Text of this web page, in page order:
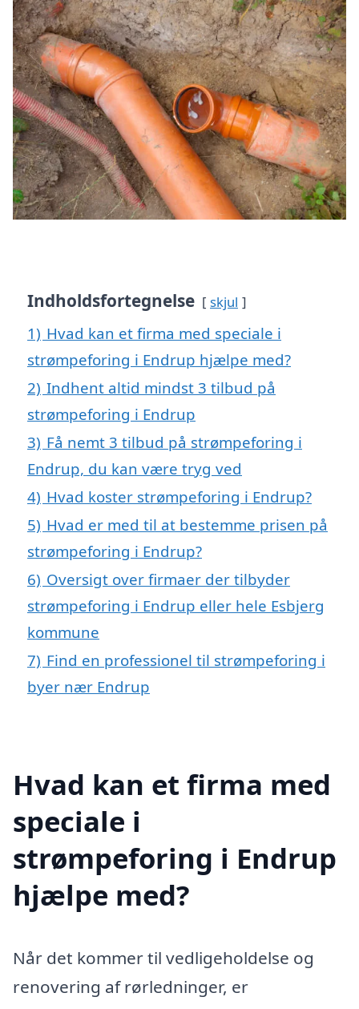
Indholdsfortegnelse skjul
1) Hvad kan et firma med speciale i
strømpeforing i Endrup hjælpe med?
2) Indhent altid mindst 3 tilbud på
strømpeforing i Endrup
3) Få nemt 3 tilbud på strømpeforing i
Endrup, du kan være tryg ved
4) Hvad koster strømpeforing i Endrup?
5) Hvad er med til at bestemme prisen på
strømpeforing i Endrup?
6) Oversigt over firmaer der tilbyder
strømpeforing i Endrup eller hele Esbjerg
kommune
7) Find en professionel til strømpeforing i
byer nær Endrup
Hvad kan et firma med
speciale i
strømpeforing i Endrup
hjælpe med?
Når det kommer til vedligeholdelse og
renovering af rørledninger, er